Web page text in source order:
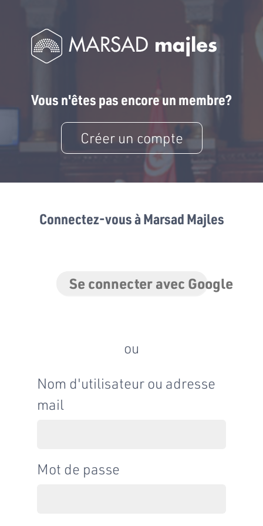
Vous n'êtes pas encore un membre?
Créer un compte
Connectez-vous à Marsad Majles
Se connecter avec Google
ou
Nom d'utilisateur ou adresse
mail
Mot de passe